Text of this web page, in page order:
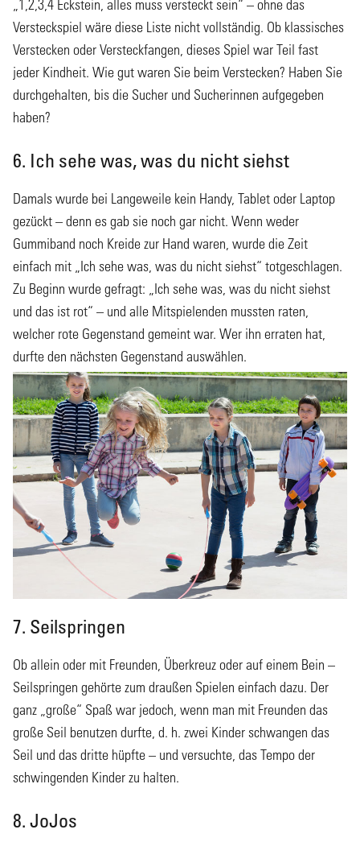
„1,2,3,4 Eckstein, alles muss versteckt sein“ – ohne das
Versteckspiel wäre diese Liste nicht vollständig. Ob klassisches
Verstecken oder Versteckfangen, dieses Spiel war Teil fast
jeder Kindheit. Wie gut waren Sie beim Verstecken? Haben Sie
durchgehalten, bis die Sucher und Sucherinnen aufgegeben
haben?
6. Ich sehe was, was du nicht siehst
Damals wurde bei Langeweile kein Handy, Tablet oder Laptop
gezückt – denn es gab sie noch gar nicht. Wenn weder
Gummiband noch Kreide zur Hand waren, wurde die Zeit
einfach mit „Ich sehe was, was du nicht siehst“ totgeschlagen.
Zu Beginn wurde gefragt: „Ich sehe was, was du nicht siehst
und das ist rot“ – und alle Mitspielenden mussten raten,
welcher rote Gegenstand gemeint war. Wer ihn erraten hat,
durfte den nächsten Gegenstand auswählen.
7. Seilspringen
Ob allein oder mit Freunden, Überkreuz oder auf einem Bein –
Seilspringen gehörte zum draußen Spielen einfach dazu. Der
ganz „große“ Spaß war jedoch, wenn man mit Freunden das
große Seil benutzen durfte, d. h. zwei Kinder schwangen das
Seil und das dritte hüpfte – und versuchte, das Tempo der
schwingenden Kinder zu halten.
8. JoJos